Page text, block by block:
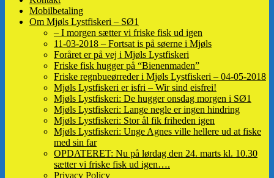
Mobilbetaling
Om Mjøls Lystfiskeri – SØ1
– I morgen sætter vi friske fisk ud igen
11-03-2018 – Fortsat is på søerne i Mjøls
Foråret er på vej i Mjøls Lystfiskeri
Friske fisk hugger på “Bienenmaden”
Friske regnbueørreder i Mjøls Lystfiskeri – 04-05-2018
Mjøls Lystfiskeri er isfri – Wir sind eisfrei!
Mjøls Lystfiskeri: De hugger onsdag morgen i SØ1
Mjøls Lystfiskeri: Lange negle er ingen hindring
Mjøls Lystfiskeri: Stor ål fik friheden igen
Mjøls Lystfiskeri: Unge Agnes ville hellere ud at fiske
med sin far
OPDATERET: Nu på lørdag den 24. marts kl. 10.30
sætter vi friske fisk ud igen….
Privacy Policy